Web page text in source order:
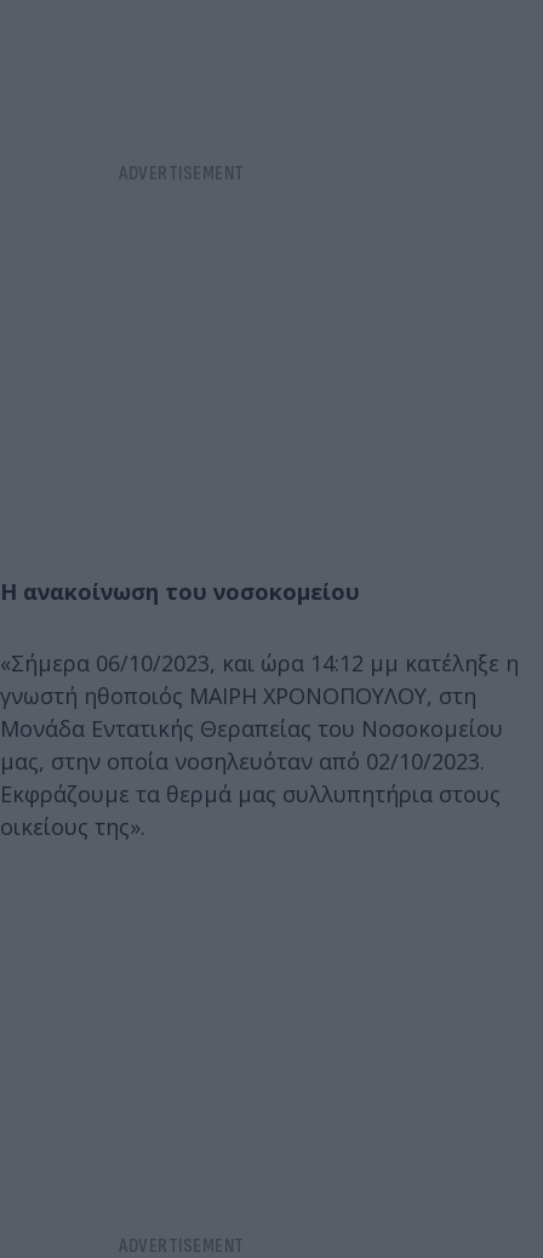
Η ανακοίνωση του νοσοκομείου
«Σήμερα 06/10/2023, και ώρα 14:12 μμ κατέληξε η
γνωστή ηθοποιός ΜΑΙΡΗ ΧΡΟΝΟΠΟΥΛΟΥ, στη
Μονάδα Εντατικής Θεραπείας του Νοσοκομείου
μας, στην οποία νοσηλευόταν από 02/10/2023.
Εκφράζουμε τα θερμά μας συλλυπητήρια στους
οικείους της».